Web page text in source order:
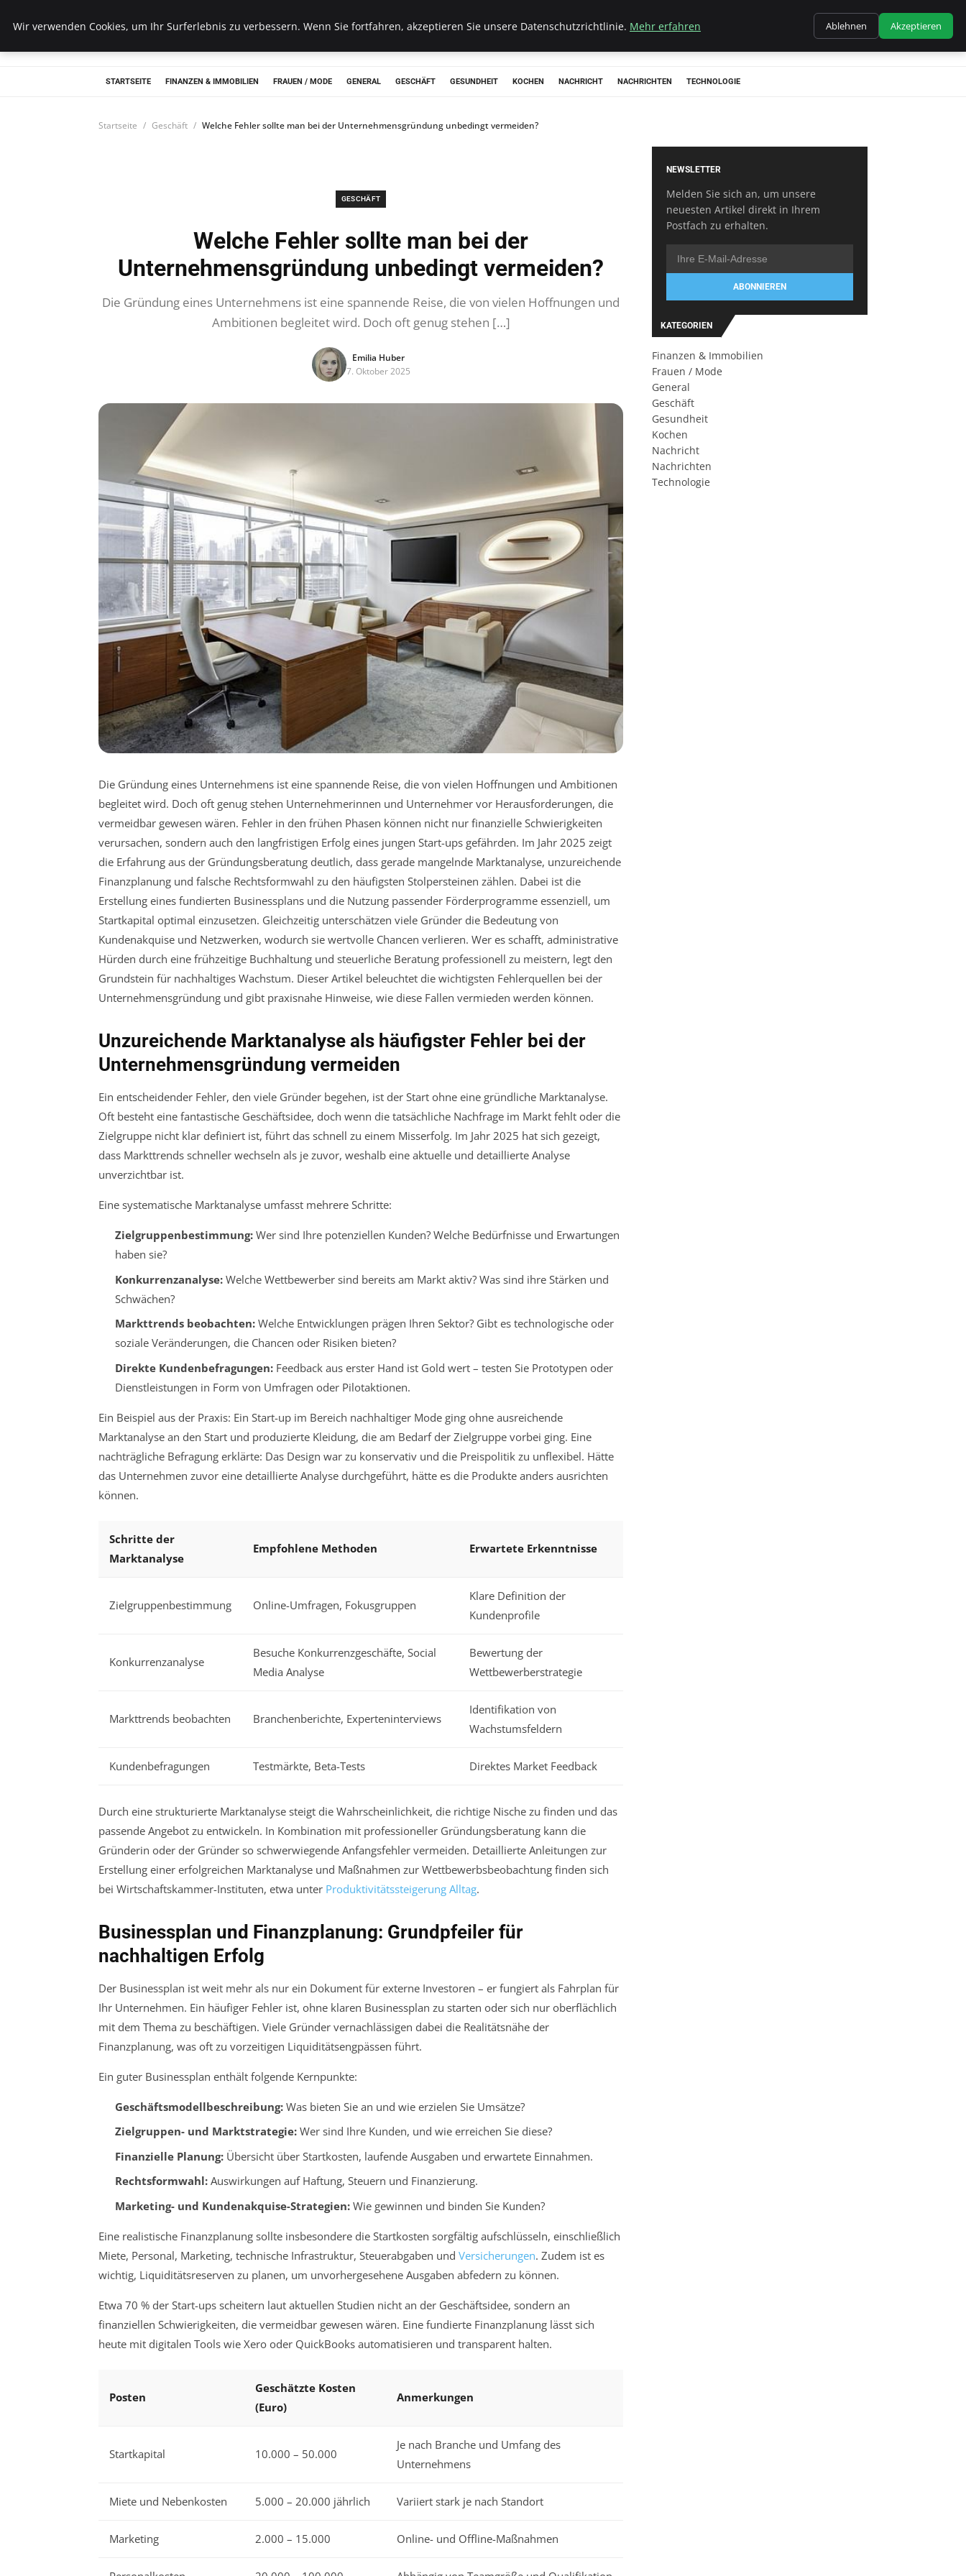
Wk Institut
STARTSEITE FINANZEN & IMMOBILIEN FRAUEN / MODE GENERAL GESCHÄFT GESUNDHEIT KOCHEN NACHRICHT NACHRICHTEN TECHNOLOGIE
Startseite Geschäft Welche Fehler sollte man bei der Unternehmensgründung unbedingt vermeiden?
GESCHÄFT
Welche Fehler sollte man bei der
Unternehmensgründung unbedingt vermeiden?
Die Gründung eines Unternehmens ist eine spannende Reise, die von vielen Hoffnungen und
Ambitionen begleitet wird. Doch oft genug stehen […]
Emilia Huber
7. Oktober 2025
Die Gründung eines Unternehmens ist eine spannende Reise, die von vielen Hoffnungen und Ambitionen
begleitet wird. Doch oft genug stehen Unternehmerinnen und Unternehmer vor Herausforderungen, die
vermeidbar gewesen wären. Fehler in den frühen Phasen können nicht nur finanzielle Schwierigkeiten
verursachen, sondern auch den langfristigen Erfolg eines jungen Start-ups gefährden. Im Jahr 2025 zeigt
die Erfahrung aus der Gründungsberatung deutlich, dass gerade mangelnde Marktanalyse, unzureichende
Finanzplanung und falsche Rechtsformwahl zu den häufigsten Stolpersteinen zählen. Dabei ist die
Erstellung eines fundierten Businessplans und die Nutzung passender Förderprogramme essenziell, um
Startkapital optimal einzusetzen. Gleichzeitig unterschätzen viele Gründer die Bedeutung von
Kundenakquise und Netzwerken, wodurch sie wertvolle Chancen verlieren. Wer es schafft, administrative
Hürden durch eine frühzeitige Buchhaltung und steuerliche Beratung professionell zu meistern, legt den
Grundstein für nachhaltiges Wachstum. Dieser Artikel beleuchtet die wichtigsten Fehlerquellen bei der
Unternehmensgründung und gibt praxisnahe Hinweise, wie diese Fallen vermieden werden können.
Unzureichende Marktanalyse als häufigster Fehler bei der
Unternehmensgründung vermeiden
Ein entscheidender Fehler, den viele Gründer begehen, ist der Start ohne eine gründliche Marktanalyse.
Oft besteht eine fantastische Geschäftsidee, doch wenn die tatsächliche Nachfrage im Markt fehlt oder die
Zielgruppe nicht klar definiert ist, führt das schnell zu einem Misserfolg. Im Jahr 2025 hat sich gezeigt,
dass Markttrends schneller wechseln als je zuvor, weshalb eine aktuelle und detaillierte Analyse
unverzichtbar ist.
Eine systematische Marktanalyse umfasst mehrere Schritte:
Zielgruppenbestimmung:Wer sind Ihre potenziellen Kunden? Welche Bedürfnisse und Erwartungen
haben sie?
Konkurrenzanalyse:Welche Wettbewerber sind bereits am Markt aktiv? Was sind ihre Stärken und
Schwächen?
Markttrends beobachten:Welche Entwicklungen prägen Ihren Sektor? Gibt es technologische oder
soziale Veränderungen, die Chancen oder Risiken bieten?
Direkte Kundenbefragungen:Feedback aus erster Hand ist Gold wert – testen Sie Prototypen oder
Dienstleistungen in Form von Umfragen oder Pilotaktionen.
Ein Beispiel aus der Praxis: Ein Start-up im Bereich nachhaltiger Mode ging ohne ausreichende
Marktanalyse an den Start und produzierte Kleidung, die am Bedarf der Zielgruppe vorbei ging. Eine
nachträgliche Befragung erklärte: Das Design war zu konservativ und die Preispolitik zu unflexibel. Hätte
das Unternehmen zuvor eine detaillierte Analyse durchgeführt, hätte es die Produkte anders ausrichten
können.
Schritte der
Marktanalyse
Empfohlene Methoden Erwartete Erkenntnisse
Zielgruppenbestimmung Online-Umfragen, Fokusgruppen
Klare Definition der
Kundenprofile
Konkurrenzanalyse
Besuche Konkurrenzgeschäfte, Social
Media Analyse
Bewertung der
Wettbewerberstrategie
Markttrends beobachten Branchenberichte, Experteninterviews
Identifikation von
Wachstumsfeldern
Kundenbefragungen Testmärkte, Beta-Tests Direktes Market Feedback
Durch eine strukturierte Marktanalyse steigt die Wahrscheinlichkeit, die richtige Nische zu finden und das
passende Angebot zu entwickeln. In Kombination mit professioneller Gründungsberatung kann die
Gründerin oder der Gründer so schwerwiegende Anfangsfehler vermeiden. Detaillierte Anleitungen zur
Erstellung einer erfolgreichen Marktanalyse und Maßnahmen zur Wettbewerbsbeobachtung finden sich
bei Wirtschaftskammer-Instituten, etwa unter Produktivitätssteigerung Alltag.
Businessplan und Finanzplanung: Grundpfeiler für
nachhaltigen Erfolg
Der Businessplan ist weit mehr als nur ein Dokument für externe Investoren – er fungiert als Fahrplan für
Ihr Unternehmen. Ein häufiger Fehler ist, ohne klaren Businessplan zu starten oder sich nur oberflächlich
mit dem Thema zu beschäftigen. Viele Gründer vernachlässigen dabei die Realitätsnähe der
Finanzplanung, was oft zu vorzeitigen Liquiditätsengpässen führt.
Ein guter Businessplan enthält folgende Kernpunkte:
Geschäftsmodellbeschreibung:Was bieten Sie an und wie erzielen Sie Umsätze?
Zielgruppen- und Marktstrategie:Wer sind Ihre Kunden, und wie erreichen Sie diese?
Finanzielle Planung:Übersicht über Startkosten, laufende Ausgaben und erwartete Einnahmen.
Rechtsformwahl:Auswirkungen auf Haftung, Steuern und Finanzierung.
Marketing- und Kundenakquise-Strategien:Wie gewinnen und binden Sie Kunden?
Eine realistische Finanzplanung sollte insbesondere die Startkosten sorgfältig aufschlüsseln, einschließlich
Miete, Personal, Marketing, technische Infrastruktur, Steuerabgaben und Versicherungen. Zudem ist es
wichtig, Liquiditätsreserven zu planen, um unvorhergesehene Ausgaben abfedern zu können.
Etwa 70 % der Start-ups scheitern laut aktuellen Studien nicht an der Geschäftsidee, sondern an
finanziellen Schwierigkeiten, die vermeidbar gewesen wären. Eine fundierte Finanzplanung lässt sich
heute mit digitalen Tools wie Xero oder QuickBooks automatisieren und transparent halten.
Posten
Geschätzte Kosten
(Euro)
Anmerkungen
Startkapital 10.000 – 50.000
Je nach Branche und Umfang des
Unternehmens
Miete und Nebenkosten 5.000 – 20.000 jährlich Variiert stark je nach Standort
Marketing 2.000 – 15.000 Online- und Offline-Maßnahmen
NEWSLETTER
Melden Sie sich an, um unsere
neuesten Artikel direkt in Ihrem
Postfach zu erhalten.
ABONNIEREN
KATEGORIEN
Finanzen & Immobilien
Frauen / Mode
General
Geschäft
Gesundheit
Kochen
Nachricht
Nachrichten
Technologie
Wir verwenden Cookies, um Ihr Surferlebnis zu verbessern. Wenn Sie fortfahren, akzeptieren Sie unsere Datenschutzrichtlinie. Mehr erfahren Ablehnen Akzeptieren